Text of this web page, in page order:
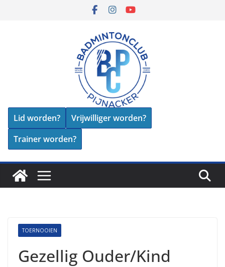
Lid worden?
Vrijwilliger worden?
Trainer worden?
TOERNOOIEN
Gezellig Ouder/Kind